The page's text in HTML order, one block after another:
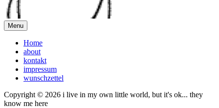
Menu
Home
about
kontakt
impressum
wunschzettel
Copyright © 2026 i live in my own little world, but it's ok... they
know me here